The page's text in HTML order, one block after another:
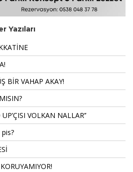
Yazıları
BİR VAHAP AKAY!
VOLKAN NALLAR’’